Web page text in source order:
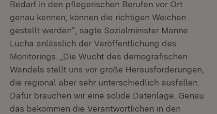
Bedarf in den pflegerischen Berufen vor Ort
genau kennen, können die richtigen Weichen
gestellt werden“, sagte Sozialminister Manne
Lucha anlässlich der Veröffentlichung des
Monitorings. „Die Wucht des demografischen
Wandels stellt uns vor große Herausforderungen,
die regional aber sehr unterschiedlich ausfallen.
Dafür brauchen wir eine solide Datenlage. Genau
das bekommen die Verantwortlichen in den